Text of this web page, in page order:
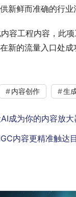
新鲜而准确的行业
容工程内容，此
新的流量入口处
内容创作 生
成为你的内容放大
内容更精准触达